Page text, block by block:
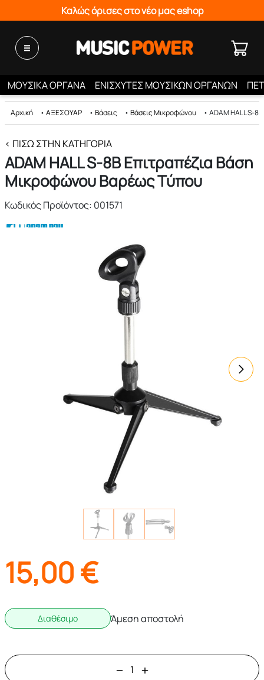
Καλώς όρισες στο νέο μας eshop
ΜΟΥΣΙΚΑ ΟΡΓΑΝΑ ΕΝΙΣΧΥΤΕΣ ΜΟΥΣΙΚΩΝ ΟΡΓΑΝΩΝ
Αρχική • ΑΞΕΣΟΥΑΡ • Βάσεις • Βάσεις Μικροφώνου • ADAM HALL S-
< ΠΊΣΩ ΣΤΗΝ ΚΑΤΗΓΟΡΊΑ
ADAM HALL S-8B Επιτραπέζια Βάση
Μικροφώνου Βαρέως Τύπου
Κωδικός Προϊόντος: 001571
15,00€
Διαθέσιμο Άμεση αποστολή